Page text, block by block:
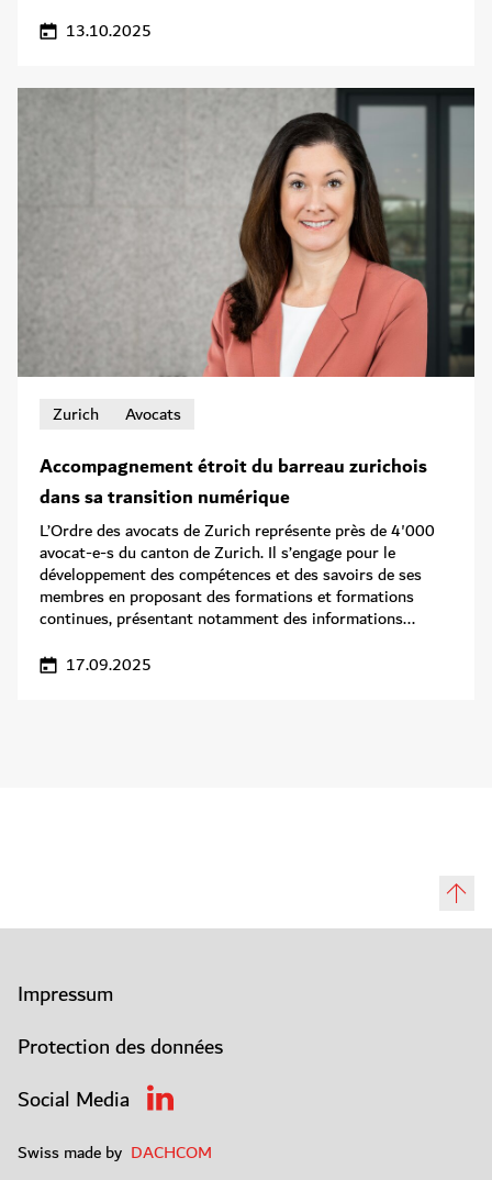
13.10.2025
Zurich Avocats
Accompagnement étroit du barreau zurichois
dans sa transition numérique
L’Ordre des avocats de Zurich représente près de 4'000
avocat-e-s du canton de Zurich. Il s’engage pour le
développement des compétences et des savoirs de ses
membres en proposant des formations et formations
continues, présentant notamment des informations...
17.09.2025
Impressum
Protection des données
Social Media
Swiss made by DACHCOM